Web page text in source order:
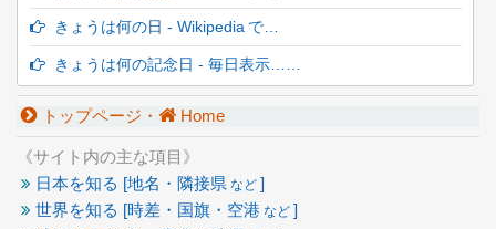
きょうは何の日 - Wikipedia で…
きょうは何の記念日 - 毎日表示……
トップページ・ Home
《サイト内の主な項目》
日本を知る [地名・隣接県 など ]
世界を知る [時差・国旗・空港 など ]